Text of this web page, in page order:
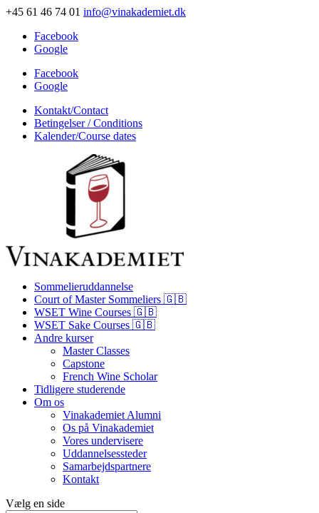
+45 61 46 74 01 info@vinakademiet.dk
Facebook
Google
Facebook
Google
Kontakt/Contact
Betingelser / Conditions
Kalender/Course dates
Sommelieruddannelse
Court of Master Sommeliers 🇬🇧
WSET Wine Courses 🇬🇧
WSET Sake Courses 🇬🇧
Andre kurser
Master Classes
Capstone
French Wine Scholar
Tidligere studerende
Om os
Vinakademiet Alumni
Os på Vinakademiet
Vores undervisere
Uddannelsessteder
Samarbejdspartnere
Kontakt
Vælg en side